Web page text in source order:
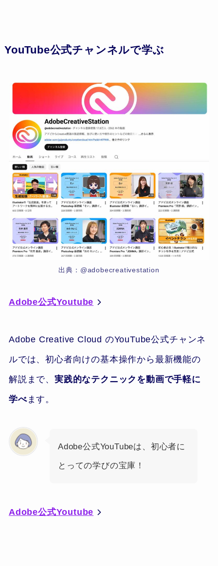
YouTube公式チャンネルで学ぶ
出典：@adobecreativestation
Adobe公式Youtube
Adobe Creative Cloud のYouTube公式チャンネ
ルでは、初心者向けの基本操作から最新機能の
解説まで、 実践的なテクニックを動画で手軽に
学べます。
Adobe公式YouTubeは、初心者に
とっての学びの宝庫！
Adobe公式Youtube